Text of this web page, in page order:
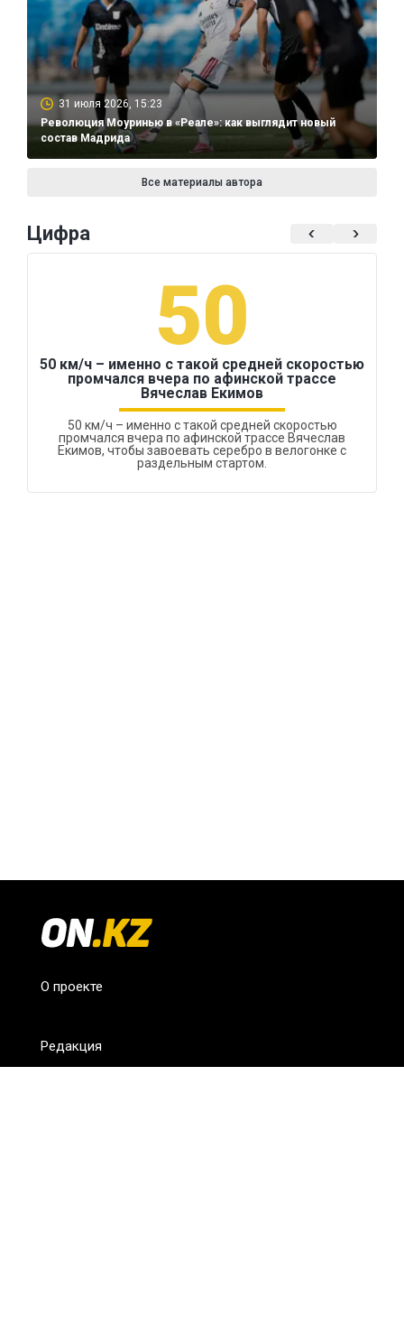
31 июля 2026, 15:23
Революция Моуринью в «Реале»: как выглядит новый
состав Мадрида
Все материалы автора
Цифра
50
50 км/ч – именно с такой средней скоростью
промчался вчера по афинской трассе
Вячеслав Екимов
50 км/ч – именно с такой средней скоростью
промчался вчера по афинской трассе Вячеслав
Екимов, чтобы завоевать серебро в велогонке с
раздельным стартом.
О проекте
Редакция